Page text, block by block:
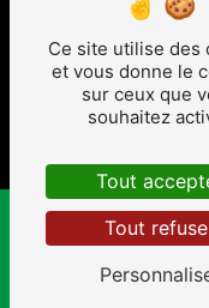
** Les
message.
portabilité,
pouvez
vos
Ce site utilise des
et vous donne le
sur ceux que
souhaitez
Tout
Tout